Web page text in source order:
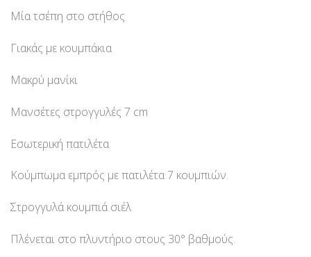
Μία τσέπη στο στήθος
Γιακάς με κουμπάκια
Μακρύ μανίκι
Μανσέτες στρογγυλές 7 cm
Εσωτερική πατιλέτα
Κούμπωμα εμπρός με πατιλέτα 7 κουμπιών.
Στρογγυλά κουμπιά σιέλ
Πλένεται στο πλυντήριο στους 30° βαθμούς.